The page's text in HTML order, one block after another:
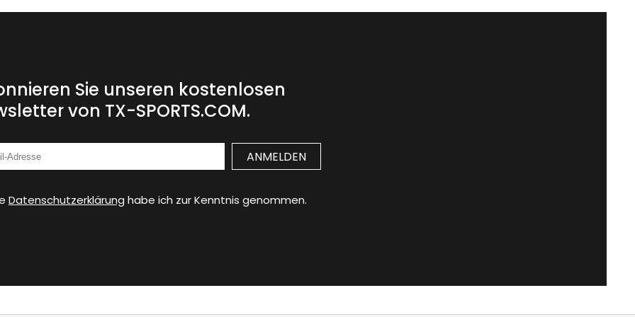
Sie unseren kostenlosen
von TX-SPORTS.COM.
Datenschutzerklärung habe ich zur Kenntnis genommen.